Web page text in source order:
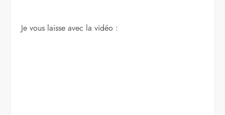
Je vous laisse avec la vidéo :